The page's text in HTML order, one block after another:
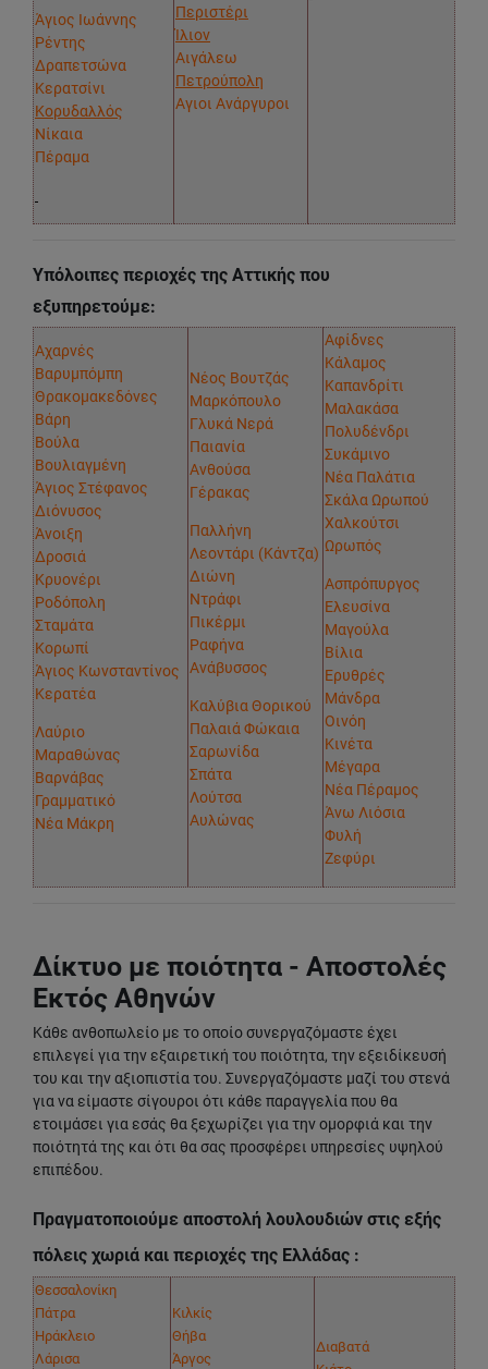
Άγιος Ιωάννης
Ρέντης
Δραπετσώνα
Κερατσίνι
Κορυδαλλός
Νίκαια
Πέραμα
Περιστέρι
Ίλιον
Αιγάλεω
Πετρούπολη
Αγιοι Ανάργυροι
Υπόλοιπες περιοχές της Αττικής που
εξυπηρετούμε:
Αχαρνές
Βαρυμπόμπη
Θρακομακεδόνες
Βάρη
Βούλα
Βουλιαγμένη
Άγιος Στέφανος
Διόνυσος
Άνοιξη
Δροσιά
Κρυονέρι
Ροδόπολη
Σταμάτα
Κορωπί
Άγιος Κωνσταντίνος
Κερατέα
Λαύριο
Μαραθώνας
Βαρνάβας
Γραμματικό
Νέα Μάκρη
Νέος Βουτζάς
Μαρκόπουλο
Γλυκά Νερά
Παιανία
Ανθούσα
Γέρακας
Παλλήνη
Λεοντάρι (Κάντζα)
Διώνη
Ντράφι
Πικέρμι
Ραφήνα
Ανάβυσσος
Καλύβια Θορικού
Παλαιά Φώκαια
Σαρωνίδα
Σπάτα
Λούτσα
Αυλώνας
Αφίδνες
Κάλαμος
Καπανδρίτι
Μαλακάσα
Πολυδένδρι
Συκάμινο
Νέα Παλάτια
Σκάλα Ωρωπού
Χαλκούτσι
Ωρωπός
Ασπρόπυργος
Ελευσίνα
Μαγούλα
Βίλια
Ερυθρές
Μάνδρα
Οινόη
Κινέτα
Μέγαρα
Νέα Πέραμος
Άνω Λιόσια
Φυλή
Ζεφύρι
Δίκτυο με ποιότητα - Αποστολές
Εκτός Αθηνών
Κάθε ανθοπωλείο με το οποίο συνεργαζόμαστε έχει
επιλεγεί για την εξαιρετική του ποιότητα, την εξειδίκευσή
του και την αξιοπιστία του. Συνεργαζόμαστε μαζί του στενά
για να είμαστε σίγουροι ότι κάθε παραγγελία που θα
ετοιμάσει για εσάς θα ξεχωρίζει για την ομορφιά και την
ποιότητά της και ότι θα σας προσφέρει υπηρεσίες υψηλού
επιπέδου.
Πραγματοποιούμε αποστολή λουλουδιών στις εξής
πόλεις χωριά και περιοχές της Ελλάδας :
Θεσσαλονίκη
Πάτρα
Ηράκλειο
Λάρισα
Κιλκίς
Θήβα
Άργος
Διαβατά